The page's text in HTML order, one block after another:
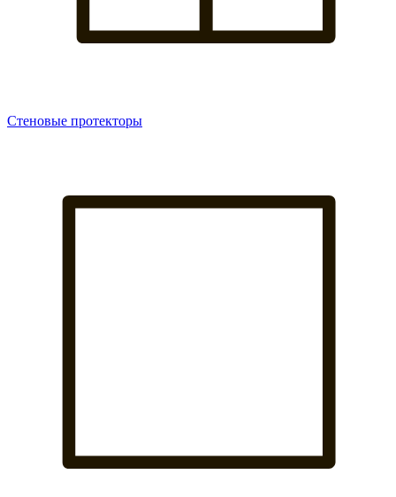
Стеновые протекторы